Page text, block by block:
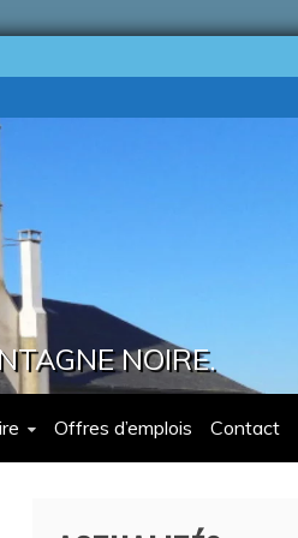
NOIRE.
Offres d’emplois Contact